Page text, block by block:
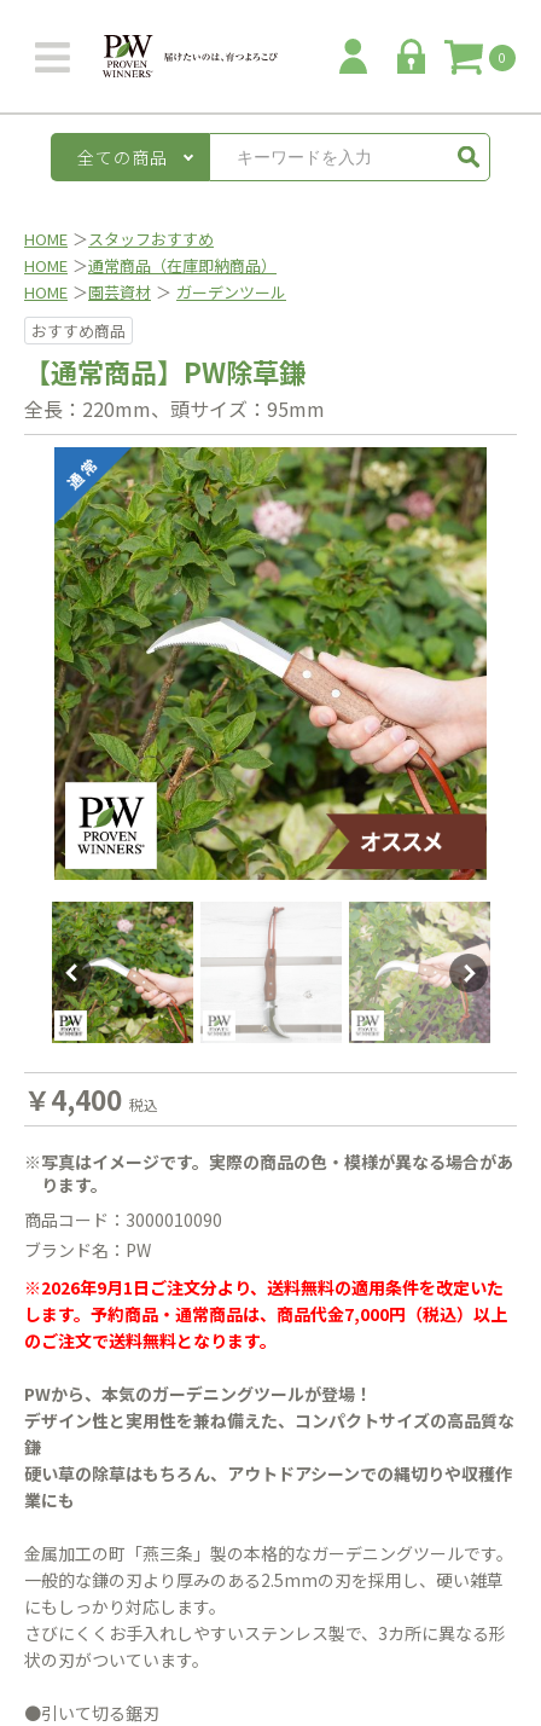
0
全ての商品
HOME ＞スタッフおすすめ
HOME ＞通常商品（在庫即納商品）
HOME ＞園芸資材 ＞ ガーデンツール
おすすめ商品
【通常商品】PW除草鎌
全長：220mm、頭サイズ：95mm
￥4,400 税込
※写真はイメージです。実際の商品の色・模様が異なる場合があ
ります。
商品コード：3000010090
ブランド名：PW
※2026年9月1日ご注文分より、送料無料の適用条件を改定いた
します。予約商品・通常商品は、商品代金7,000円（税込）以上
のご注文で送料無料となります。
PWから、本気のガーデニングツールが登場！
デザイン性と実用性を兼ね備えた、コンパクトサイズの高品質な
鎌
硬い草の除草はもちろん、アウトドアシーンでの縄切りや収穫作
業にも
金属加工の町「燕三条」製の本格的なガーデニングツールです。
一般的な鎌の刃より厚みのある2.5mmの刃を採用し、硬い雑草
にもしっかり対応します。
さびにくくお手入れしやすいステンレス製で、3カ所に異なる形
状の刃がついています。
●引いて切る鋸刃